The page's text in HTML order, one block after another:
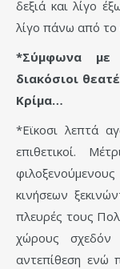
δεξιά και λίγο
λίγο πάνω από το
*Σύμφωνα με
διακόσιοι
Κρίμα…
*Εϊκοσι λεπτά
επιθετικοί.
κινήσεων
πλευρές τους
χώρους
αντεπίθεση ενώ